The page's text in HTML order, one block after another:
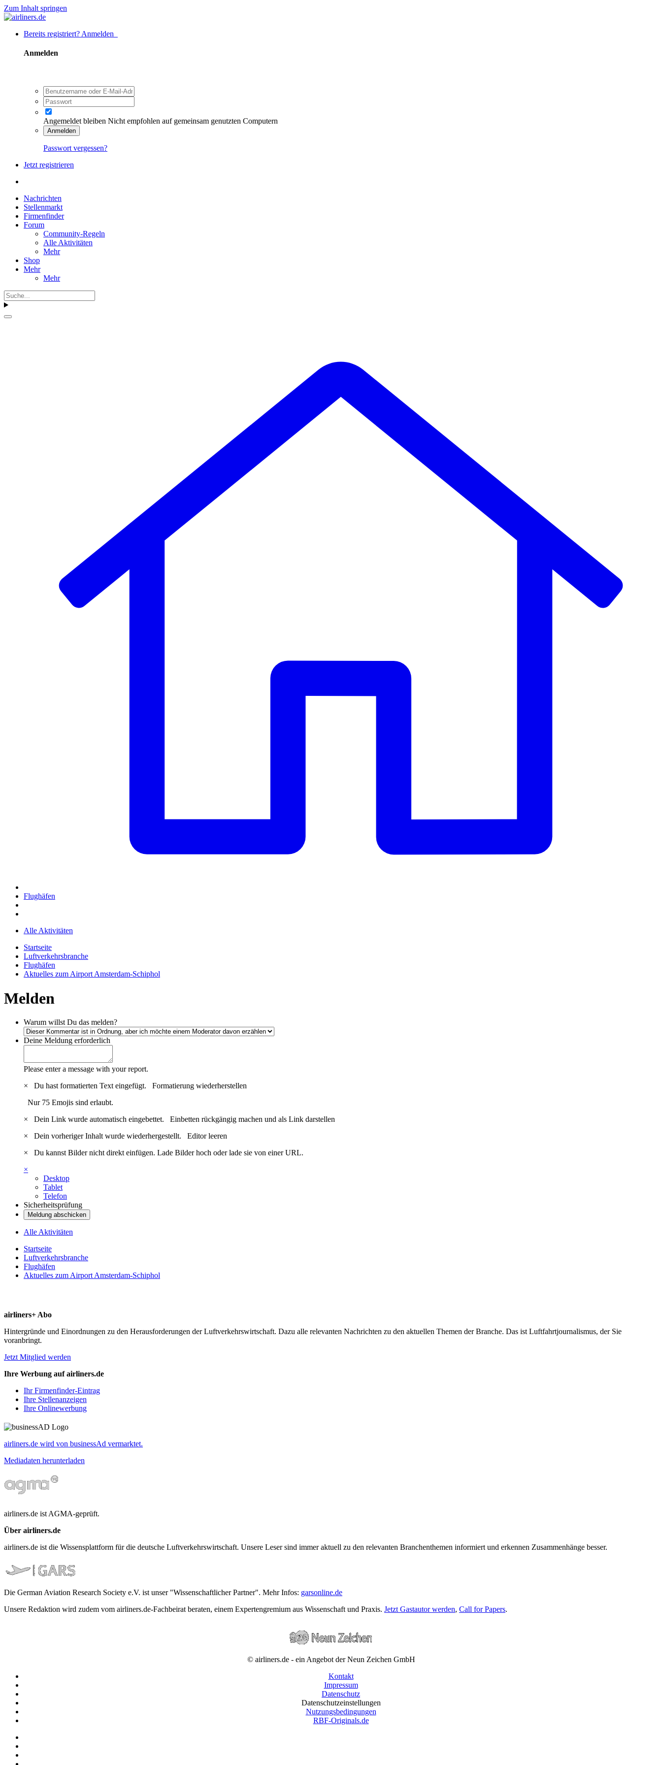
Zum Inhalt springen
Bereits registriert? Anmelden
Anmelden
Angemeldet bleiben Nicht empfohlen auf gemeinsam genutzten Computern
Anmelden
Passwort vergessen?
Jetzt registrieren
Nachrichten
Stellenmarkt
Firmenfinder
Forum
Community-Regeln
Alle Aktivitäten
Mehr
Shop
Mehr
Mehr
Flughäfen
Alle Aktivitäten
Startseite
Luftverkehrsbranche
Flughäfen
Aktuelles zum Airport Amsterdam-Schiphol
Melden
Warum willst Du das melden?
Deine Meldung erforderlich
Please enter a message with your report.
×
Du hast formatierten Text eingefügt. Formatierung wiederherstellen
Nur 75 Emojis sind erlaubt.
×
Dein Link wurde automatisch eingebettet. Einbetten rückgängig machen und als Link darstellen
×
Dein vorheriger Inhalt wurde wiederhergestellt. Editor leeren
×
Du kannst Bilder nicht direkt einfügen. Lade Bilder hoch oder lade sie von einer URL.
×
Desktop
Tablet
Telefon
Sicherheitsprüfung
Meldung abschicken
Alle Aktivitäten
Startseite
Luftverkehrsbranche
Flughäfen
Aktuelles zum Airport Amsterdam-Schiphol
airliners+ Abo
Hintergründe und Einordnungen zu den Herausforderungen der Luftverkehrswirtschaft. Dazu alle relevanten Nachrichten zu den aktuellen Themen der Branche. Das ist Luftfahrtjournalismus, der Sie
voranbringt.
Jetzt Mitglied werden
Ihre Werbung auf airliners.de
Ihr Firmenfinder-Eintrag
Ihre Stellenanzeigen
Ihre Onlinewerbung
airliners.de wird von businessAd vermarktet.
Mediadaten herunterladen
airliners.de ist AGMA-geprüft.
Über airliners.de
airliners.de ist die Wissensplattform für die deutsche Luftverkehrswirtschaft. Unsere Leser sind immer aktuell zu den relevanten Branchenthemen informiert und erkennen Zusammenhänge besser.
Die German Aviation Research Society e.V. ist unser "Wissenschaftlicher Partner". Mehr Infos: garsonline.de
Unsere Redaktion wird zudem vom airliners.de-Fachbeirat beraten, einem Expertengremium aus Wissenschaft und Praxis. Jetzt Gastautor werden, Call for Papers.
© airliners.de - ein Angebot der Neun Zeichen GmbH
Kontakt
Impressum
Datenschutz
Datenschutzeinstellungen
Nutzungsbedingungen
RBF-Originals.de